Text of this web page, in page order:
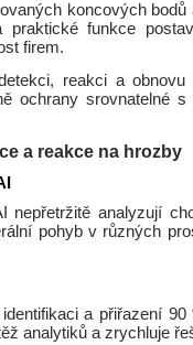
koncových
funkce
firem.
reakci a
ochrany srovnatelné
a reakce na hrozby
nepřetržitě analyzují
pohyb v různých
a přiřazení
analytiků a zrychluje